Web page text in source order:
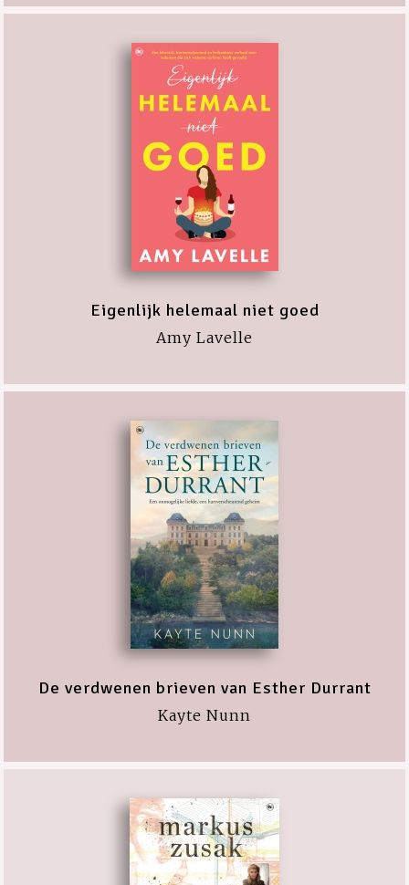
Eigenlijk helemaal niet goed
Amy Lavelle
De verdwenen brieven van Esther Durrant
Kayte Nunn